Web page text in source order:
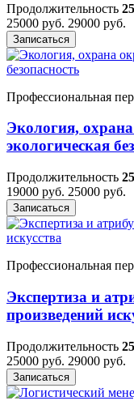
Продолжительность
25000 руб. 29000 руб.
Записаться
Профессиональная
Экология,
экологическая
Продолжительность
19000 руб. 25000 руб.
Записаться
Профессиональная
Экспертиза и
произведений
Продолжительность
25000 руб. 29000 руб.
Записаться